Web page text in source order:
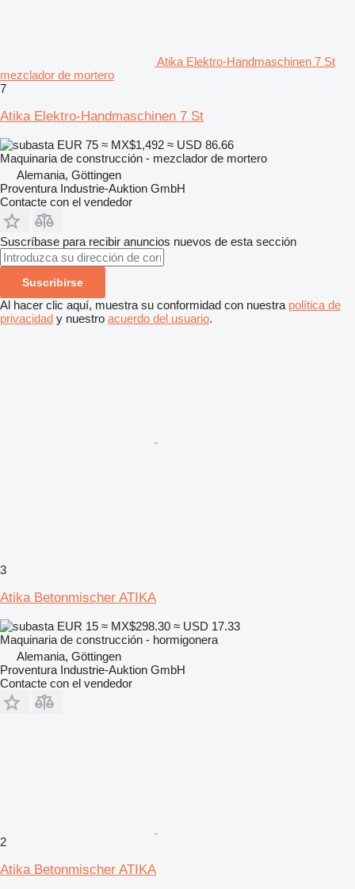
Atika Elektro-Handmaschinen 7 St
mezclador de mortero
7
Atika Elektro-Handmaschinen 7 St
EUR 75 ≈ MX$1,492 ≈ USD 86.66
Maquinaria de construcción - mezclador de mortero
Alemania, Göttingen
Proventura Industrie-Auktion GmbH
Contacte con el vendedor
Suscríbase para recibir anuncios nuevos de esta sección
Suscribirse
Al hacer clic aquí, muestra su conformidad con nuestra política de
privacidad y nuestro acuerdo del usuario.
3
Atika Betonmischer ATIKA
EUR 15 ≈ MX$298.30 ≈ USD 17.33
Maquinaria de construcción - hormigonera
Alemania, Göttingen
Proventura Industrie-Auktion GmbH
Contacte con el vendedor
2
Atika Betonmischer ATIKA